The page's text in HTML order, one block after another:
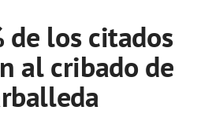
de los citados
al cribado de